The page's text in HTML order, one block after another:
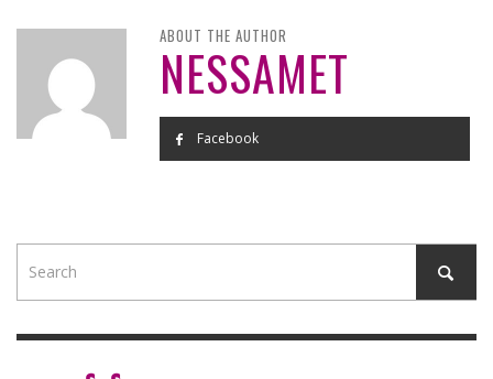
ABOUT THE AUTHOR
NESSAMET
Facebook